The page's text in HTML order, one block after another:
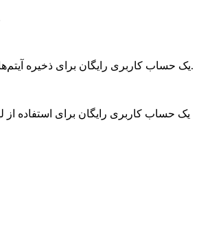
یک حساب کاربری رایگان برای ذخیره آیتم‌های محبوب ایجاد کنید.
یک حساب کاربری رایگان برای استفاده